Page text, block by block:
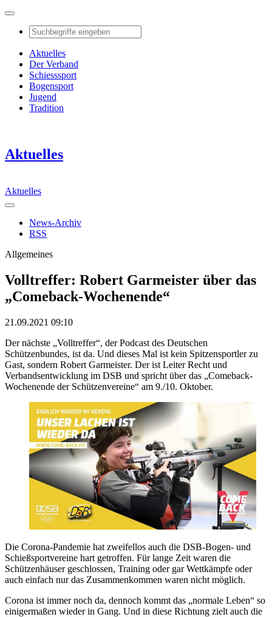
Aktuelles
Der Verband
Schiesssport
Bogensport
Jugend
Tradition
Aktuelles
Aktuelles
News-Archiv
RSS
Allgemeines
Volltreffer: Robert Garmeister über das
„Comeback-Wochenende“
21.09.2021 09:10
Der nächste „Volltreffer“, der Podcast des Deutschen
Schützenbundes, ist da. Und dieses Mal ist kein Spitzensportler zu
Gast, sondern Robert Garmeister. Der ist Leiter Recht und
Verbandsentwicklung im DSB und spricht über das „Comeback-
Wochenende der Schützenvereine“ am 9./10. Oktober.
Die Corona-Pandemie hat zweifellos auch die DSB-Bogen- und
Schießsportvereine hart getroffen. Für lange Zeit waren die
Schützenhäuser geschlossen, Training oder gar Wettkämpfe oder
auch einfach nur das Zusammenkommen waren nicht möglich.
Corona ist immer noch da, dennoch kommt das „normale Leben“ so
einigermaßen wieder in Gang. Und in diese Richtung zielt auch die